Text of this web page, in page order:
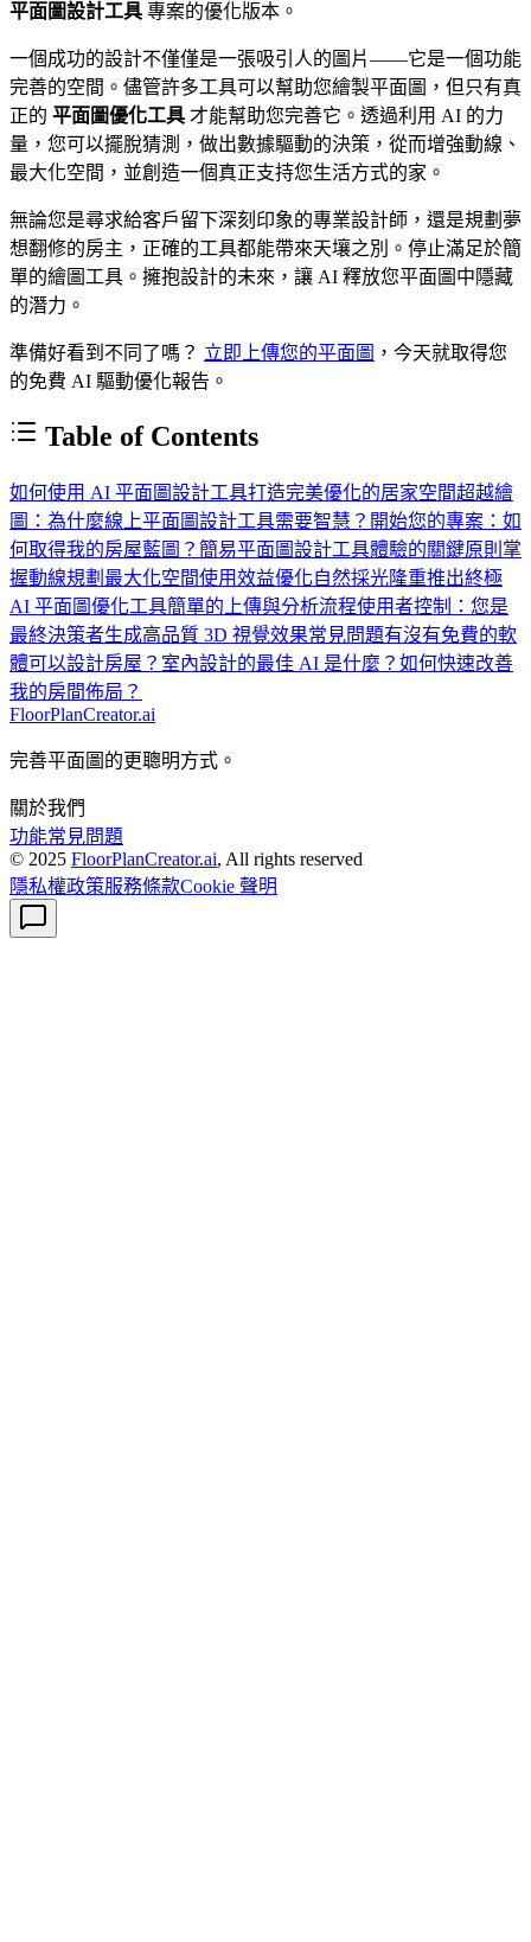
平面圖設計工具 專案的優化版本。
一個成功的設計不僅僅是一張吸引人的圖片——它是一個功能
完善的空間。儘管許多工具可以幫助您繪製平面圖，但只有真
正的 平面圖優化工具 才能幫助您完善它。透過利用 AI 的力
量，您可以擺脫猜測，做出數據驅動的決策，從而增強動線、
最大化空間，並創造一個真正支持您生活方式的家。
無論您是尋求給客戶留下深刻印象的專業設計師，還是規劃夢
想翻修的房主，正確的工具都能帶來天壤之別。停止滿足於簡
單的繪圖工具。擁抱設計的未來，讓 AI 釋放您平面圖中隱藏
的潛力。
準備好看到不同了嗎？ 立即上傳您的平面圖 ，今天就取得您
的免費 AI 驅動優化報告。
Table of Contents
如何使用 AI 平面圖設計工具打造完美優化的居家空間超越繪
圖：為什麼線上平面圖設計工具需要智慧？ 開始您的專案：如
何取得我的房屋藍圖？ 簡易平面圖設計工具體驗的關鍵原則 掌
握動線規劃 最大化空間使用效益優化自然採光隆重推出終極
AI 平面圖優化工具簡單的上傳與分析流程使用者控制：您是
最終決策者生成高品質 3D 視覺效果常見問題有沒有免費的軟
體可以設計房屋？ 室內設計的最佳 AI 是什麼？ 如何快速改善
我的房間佈局？
FloorPlanCreator.ai
完善平面圖的更聰明方式。
關於我們
功能常見問題
© 2025 FloorPlanCreator.ai, All rights reserved
隱私權政策服務條款Cookie 聲明